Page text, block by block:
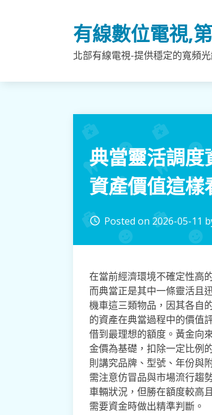
有線數位電視,
北部有線電視-提供穩定的寬頻
典當靈活調度
資產價值這樣
access_time Posted on2026-05-11
在當前經濟環境不確定性高
而典當正是其中一條靈活且
機車這三類物品，因其各自
的資產在典當過程中的價值
借到最理想的額度。黃金向
金價為基礎，扣除一定比例
則講究品牌、型號、年份與
需注意仿冒品與市場流行趨
車輛狀況，但勝在額度較高
需要資金時做出精準判斷。